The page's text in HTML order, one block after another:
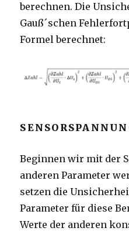
berechnen. Die
Gauß´schen
Formel berechnet:
Beginnen wir mit der
anderen Parameter
setzen die
Parameter für diese
Werte der anderen